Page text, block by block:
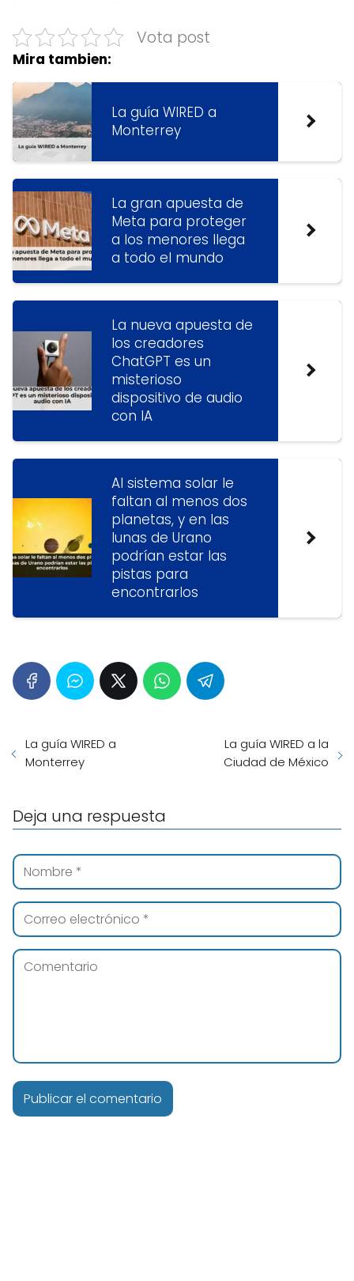
Vota post
Mira tambien:
La guía WIRED a
Monterrey
La gran apuesta de
Meta para proteger
a los menores llega
a todo el mundo
La nueva apuesta de
los creadores
ChatGPT es un
misterioso
dispositivo de audio
con IA
Al sistema solar le
faltan al menos dos
planetas, y en las
lunas de Urano
podrían estar las
pistas para
encontrarlos
La guía WIRED a
Monterrey
La guía WIRED a la
Ciudad de México
Deja una respuesta